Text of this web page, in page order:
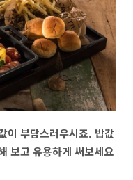
이 부담스러우시죠. 밥값
보고 유용하게 써보세요